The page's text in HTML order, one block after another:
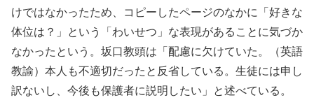
けではなかったため、コピーしたページのなかに「好きな
体位は？」という「わいせつ」な表現があることに気づか
なかったという。坂口教頭は「配慮に欠けていた。（英語
教諭）本人も不適切だったと反省している。生徒には申し
訳ないし、今後も保護者に説明したい」と述べている。